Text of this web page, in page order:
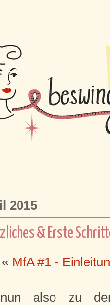
2015
& Erste
« MfA #1 -
also zu